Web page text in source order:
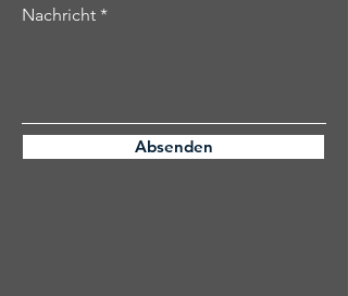
Nachricht
Absenden